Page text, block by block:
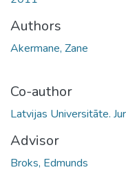
Authors
Akermane, Zane
Co-author
Latvijas Universitāte.
Advisor
Broks, Edmunds